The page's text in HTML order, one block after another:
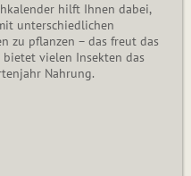
hilft Ihnen dabei,
unterschiedlichen
zu pflanzen – das freut das
bietet vielen Insekten das
Nahrung.